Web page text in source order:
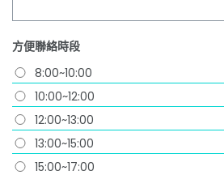
方便聯絡時段
8:00~10:00
10:00~12:00
12:00~13:00
13:00~15:00
15:00~17:00